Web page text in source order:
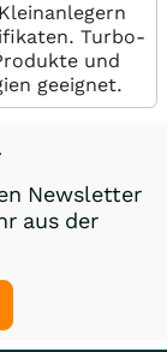
Turbo-
und
geeignet.
Newsletter
aus der